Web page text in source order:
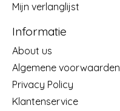
Mijn verlanglijst
Informatie
About us
Algemene voorwaarden
Privacy Policy
Klantenservice